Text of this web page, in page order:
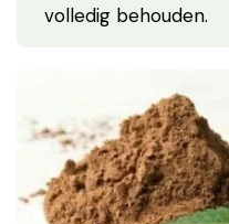
volledig behouden.